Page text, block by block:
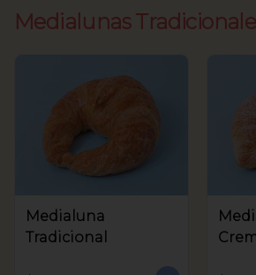
Medialunas
Medialuna
Tradicional